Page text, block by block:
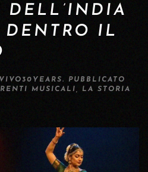
DELL’INDIA
DENTRO IL
. PUBBLICATO
MUSICALI
LA STORIA